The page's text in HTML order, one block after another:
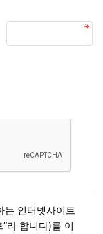
는 인터넷사이트
라 합니다)를 이